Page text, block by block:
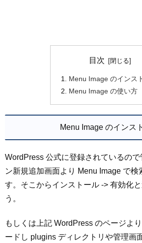
目次
Menu Image のインス
Menu Image の使い方
Menu Image のインス
WordPress 公式に登録されているの
ン新規追加画面より Menu Image で検
す。そこからインストール -> 有効化
う。
もしくは上記 WordPress のページよ
ードし plugins ディレクトリや管理画